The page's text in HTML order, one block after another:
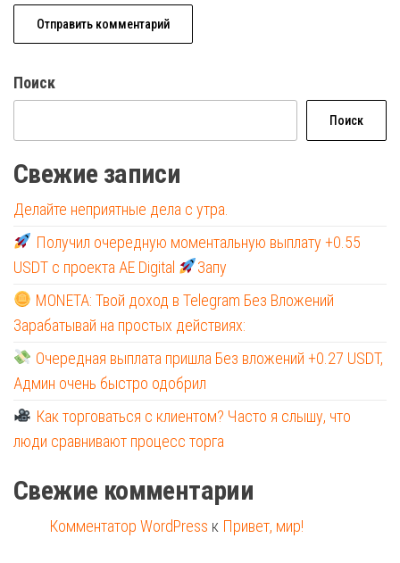
Поиск
Поиск
Свежие записи
Делайте неприятные дела с утра.
Получил очередную моментальную выплату +0.55
USDT с проекта AE Digital
Запу
MONETA: Твой доход в Telegram Без Вложений
Зарабатывай на простых действиях:
Очередная выплата пришла Без вложений +0.27 USDT,
Админ очень быстро одобрил
Как торговаться с клиентом? Часто я слышу, что
люди сравнивают процесс торга
Свежие комментарии
Комментатор WordPress к Привет, мир!